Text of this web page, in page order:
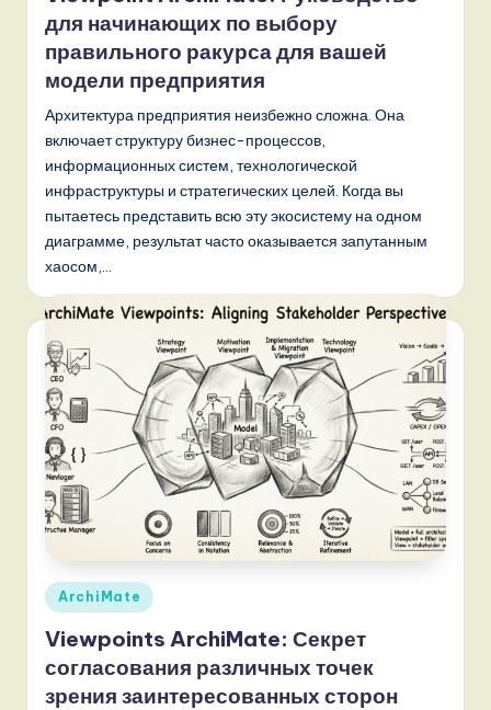
для начинающих по выбору
правильного ракурса для вашей
модели предприятия
Архитектура предприятия неизбежно сложна. Она
включает структуру бизнес-процессов,
информационных систем, технологической
инфраструктуры и стратегических целей. Когда вы
пытаетесь представить всю эту экосистему на одном
диаграмме, результат часто оказывается запутанным
хаосом,…
Опубликовано
ArchiMate
Viewpoints ArchiMate: Секрет
согласования различных точек
зрения заинтересованных сторон